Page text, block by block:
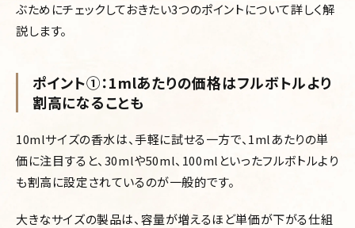
ぶためにチェックしておきたい3つのポイントについて詳しく解
説します。
ポイント①：1mlあたりの価格はフルボトルより
割高になることも
10mlサイズの香水は、手軽に試せる一方で、1mlあたりの単
価に注目すると、30mlや50ml、100mlといったフルボトルより
も割高に設定されているのが一般的です。
大きなサイズの製品は、容量が増えるほど単価が下がる仕組